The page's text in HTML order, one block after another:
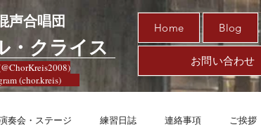
声合唱団
・クライス
(chor.kreis)
Home Blog
お問い合わせ
奏会・ステージ 練習日誌 連絡事項 ご挨拶